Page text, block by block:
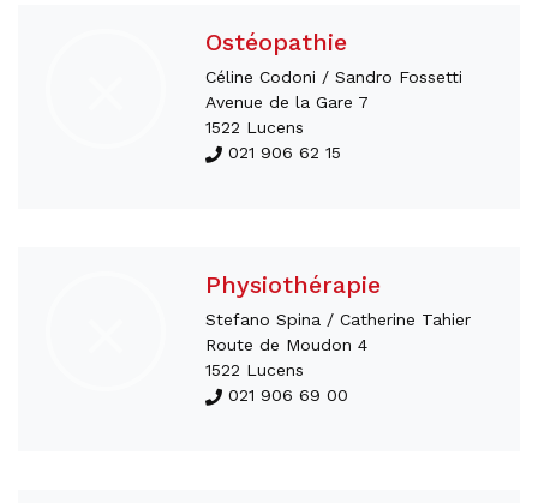
Ostéopathie
Céline Codoni / Sandro Fossetti
Avenue de la Gare 7
1522 Lucens
021 906 62 15
Physiothérapie
Stefano Spina / Catherine Tahier
Route de Moudon 4
1522 Lucens
021 906 69 00